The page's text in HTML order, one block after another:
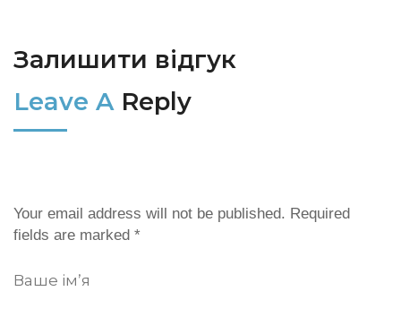
Залишити відгук
Leave AReply
Your email address will not be published. Required
fields are marked *